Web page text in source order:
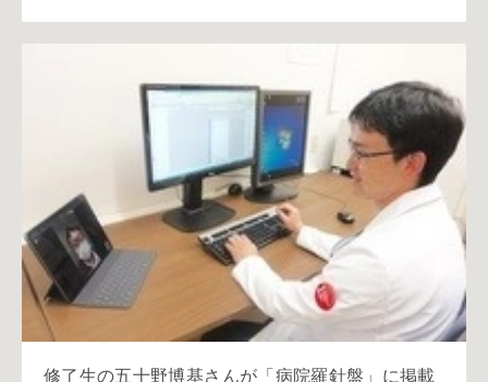
修了生の五十野博基さんが「病院羅針盤」に掲載